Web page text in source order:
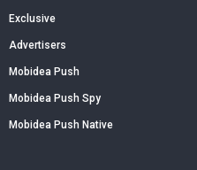
Exclusive
Advertisers
Mobidea Push
Mobidea Push Spy
Mobidea Push Native